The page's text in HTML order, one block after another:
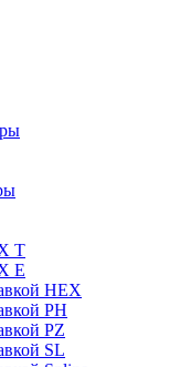
T
Е
HEX
PH
PZ
SL